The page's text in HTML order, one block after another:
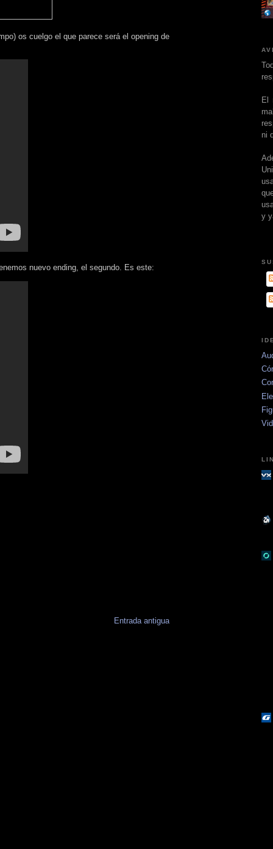
os cuelgo el que parece será el opening de
nuevo ending, el segundo. Es este:
Entrada antigua
El
ni
y